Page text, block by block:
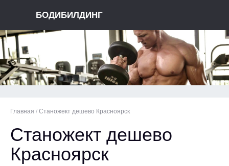
БОДИБИЛДИНГ
Главная / Станожект дешево Красноярск
Станожект дешево
Красноярск